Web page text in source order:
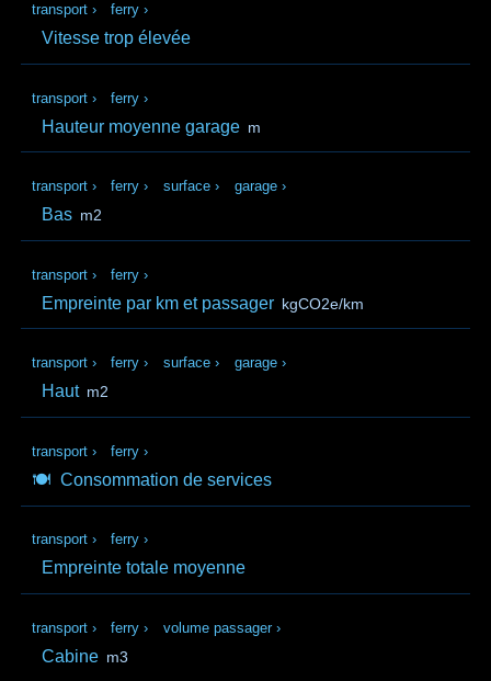
transport › ferry ›
Vitesse trop élevée
transport › ferry ›
Hauteur moyenne garage m
transport › ferry › surface › garage ›
Bas m2
transport › ferry ›
Empreinte par km et passager kgCO2e/km
transport › ferry › surface › garage ›
Haut m2
transport › ferry ›
🍽️ Consommation de services
transport › ferry ›
Empreinte totale moyenne
transport › ferry › volume passager ›
Cabine m3